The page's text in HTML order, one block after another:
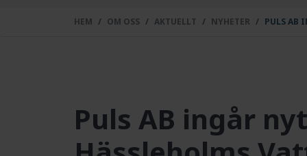
HEM OM OSS AKTUELLT NYHETER PULS AB
Puls AB ingår